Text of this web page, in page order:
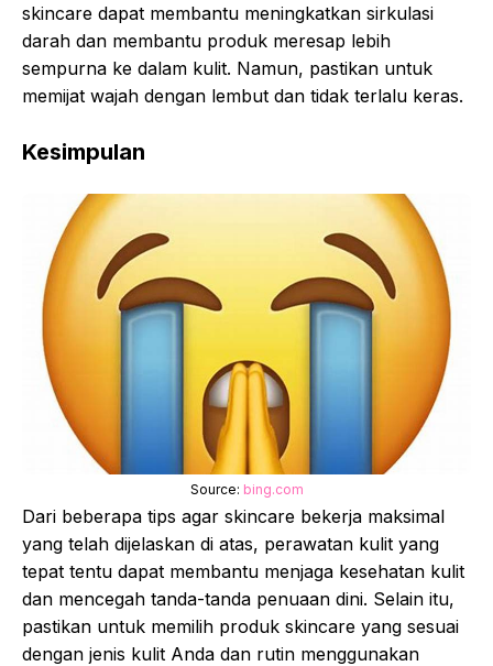
skincare dapat membantu meningkatkan sirkulasi
darah dan membantu produk meresap lebih
sempurna ke dalam kulit. Namun, pastikan untuk
memijat wajah dengan lembut dan tidak terlalu keras.
Kesimpulan
Source: bing.com
Dari beberapa tips agar skincare bekerja maksimal
yang telah dijelaskan di atas, perawatan kulit yang
tepat tentu dapat membantu menjaga kesehatan kulit
dan mencegah tanda-tanda penuaan dini. Selain itu,
pastikan untuk memilih produk skincare yang sesuai
dengan jenis kulit Anda dan rutin menggunakan